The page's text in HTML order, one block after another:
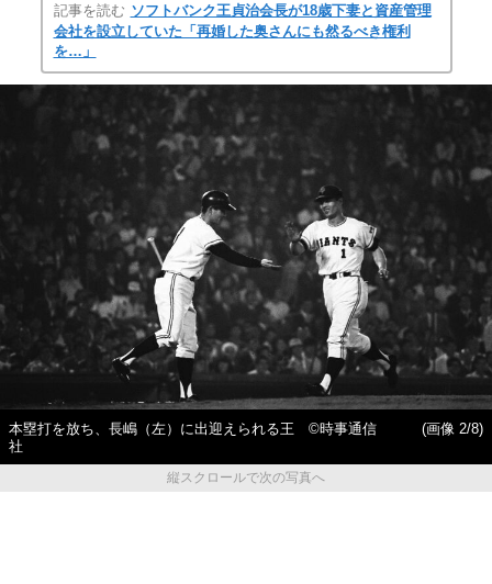
記事を読む ソフトバンク王貞治会長が18歳下妻と資産管理
会社を設立していた「再婚した奥さんにも然るべき権利
を…」
本塁打を放ち、長嶋（左）に出迎えられる王 ©時事通信
社
(画像 2/8)
縦スクロールで次の写真へ